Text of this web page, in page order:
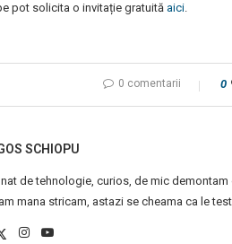
pot solicita o invitație gratuită aici.
0 comentarii 0
SCHIOPU
de tehnologie, curios, de mic
mana stricam, astazi se cheama ca le